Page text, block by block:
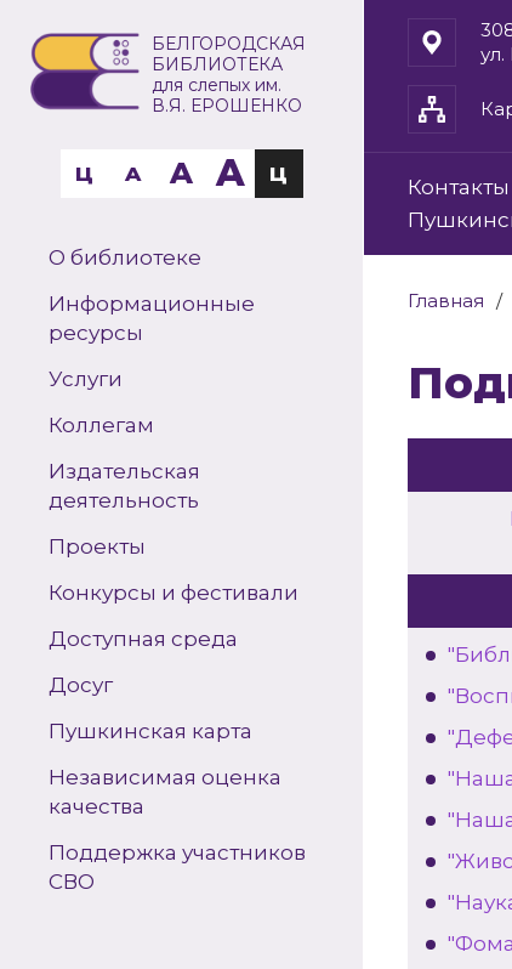
БЕЛГОРОДСКАЯ
БИБЛИОТЕКА
для слепых им.
В.Я. ЕРОШЕНКО
Ц A A A Ц
О библиотеке
Информационные
ресурсы
Услуги
Коллегам
Издательская
деятельность
Проекты
Конкурсы и фестивали
Доступная среда
Досуг
Пушкинская карта
Независимая оценка
качества
Поддержка участников
СВО
Контакты
Главная